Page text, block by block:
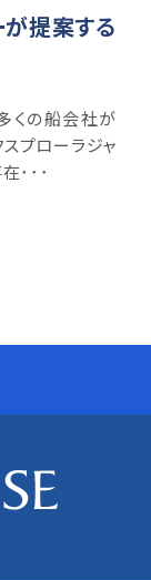
が提案する
くの船会社が
スプローラジャ
･･･